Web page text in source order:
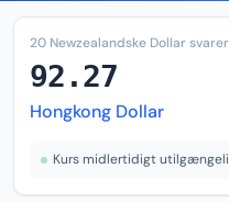
20 Newzealandske Dollar
92.27
Hongkong Dollar
Kurs midlertidigt